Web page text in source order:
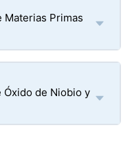
Primas
Óxido de Niobio y